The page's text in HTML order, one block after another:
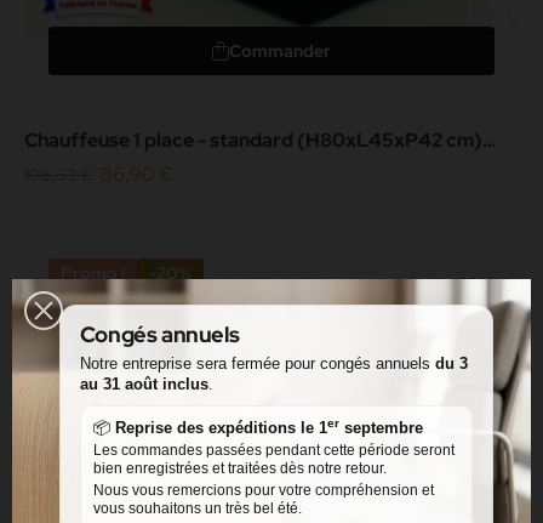
Commander
Chauffeuse 1 place - standard (H80xL45xP42 cm)
noir - simili cuir...
86,90 €
-20%
Congés annuels
Notre entreprise sera fermée pour congés annuels du 3
au 31 août inclus.
📦 Reprise des expéditions le 1erseptembre
Les commandes passées pendant cette période seront
bien enregistrées et traitées dès notre retour.
Nous vous remercions pour votre compréhension et
vous souhaitons un très bel été.